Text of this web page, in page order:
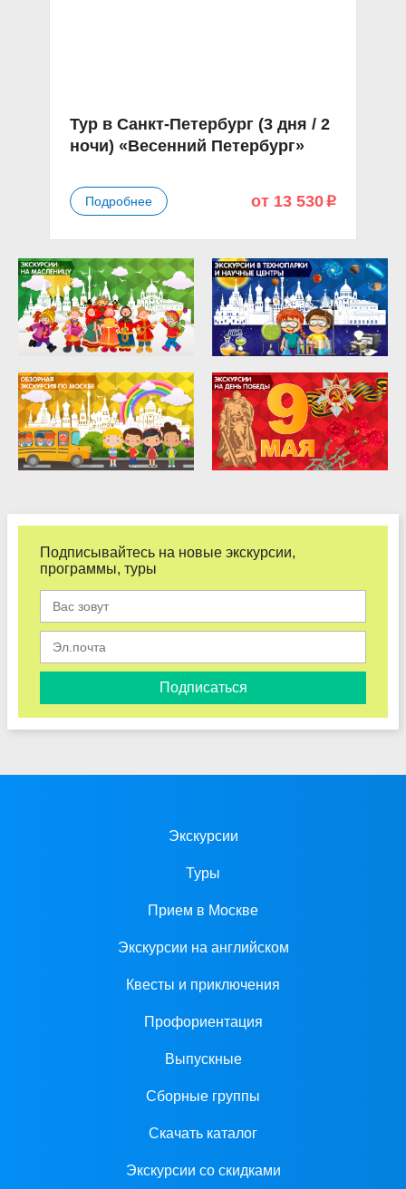
Тур в Санкт-Петербург (3 дня / 2
ночи) «Весенний Петербург»
Подробнее от 13 530 p
Подписывайтесь на новые экскурсии,
программы, туры
Подписаться
Экскурсии
Туры
Прием в Москве
Экскурсии на английском
Квесты и приключения
Профориентация
Выпускные
Сборные группы
Скачать каталог
Экскурсии со скидками